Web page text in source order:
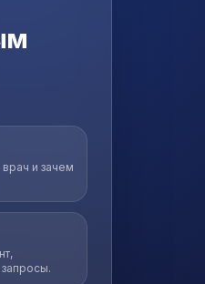
врач и зачем